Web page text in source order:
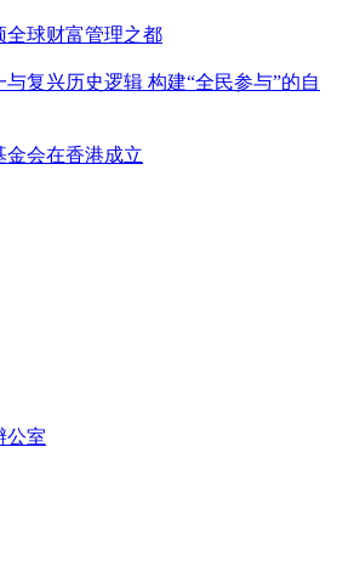
全球财富管理之都
复兴历史逻辑 构建“全民参与”的​自
金会在香港成立
公室